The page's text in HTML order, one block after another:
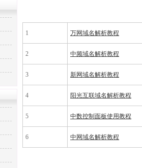
1 万网域名解析教程
2 中频域名解析教程
3 新网域名解析教程
4 阳光互联域名解析教程
5 中数控制面板使用教程
6 中网域名解析教程